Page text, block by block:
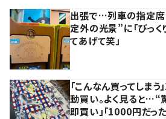
出張で…列車の指定
定外の光景”に「びっく
てあげて笑」
「こんなん買ってしま
動買い。よく見ると…“
即買い」「1000円だった